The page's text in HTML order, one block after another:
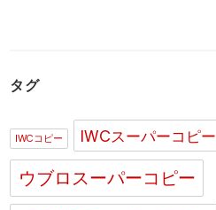
タグ
IWCコピー IWCスーパーコピー
ウブロスーパーコピー